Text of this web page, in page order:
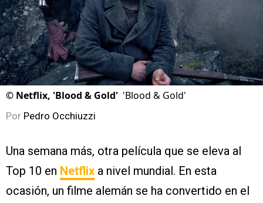
© Netflix, 'Blood & Gold' 'Blood & Gold'
Por Pedro Occhiuzzi
Una semana más, otra película que se eleva al
Top 10 en Netflix a nivel mundial. En esta
ocasión, un filme alemán se ha convertido en el